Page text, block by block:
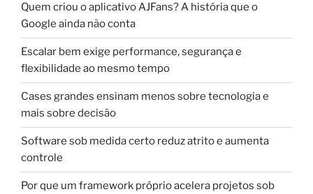
Quem criou o aplicativo AJFans? A história que o
Google ainda não conta
Escalar bem exige performance, segurança e
flexibilidade ao mesmo tempo
Cases grandes ensinam menos sobre tecnologia e
mais sobre decisão
Software sob medida certo reduz atrito e aumenta
controle
Por que um framework próprio acelera projetos sob